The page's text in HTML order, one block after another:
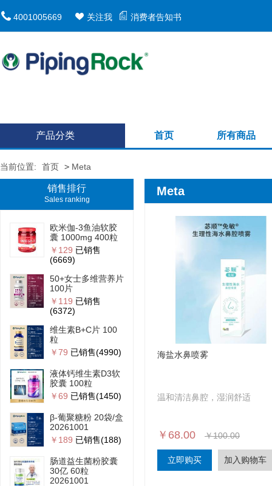
4001005669 关注我 消费者告知书
产品分类 首页 所有商品
当前位置: 首页 > Meta
销售排行
Sales ranking
欧米伽-3鱼油软胶
囊 1000mg 400粒
￥129 已销售
(6669)
50+女士多维营养片
100片
￥119 已销售
(6372)
维生素B+C片 100
粒
￥79 已销售(4990)
液体钙维生素D3软
胶囊 100粒
￥69 已销售(1450)
β-葡聚糖粉 20袋/盒
20261001
￥189 已销售(188)
肠道益生菌粉胶囊
30亿 60粒
20261001
Meta
海盐水鼻喷雾
温和清洁鼻腔，湿润舒适
￥68.00 ￥100.00
立即购买 加入购物车